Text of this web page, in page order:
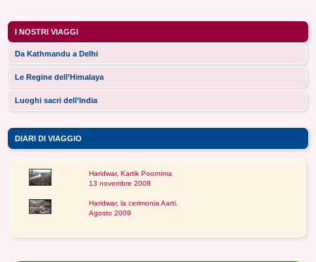
I NOSTRI VIAGGI
Da Kathmandu a Delhi
Le Regine dell’Himalaya
Luoghi sacri dell’India
DIARI DI VIAGGIO
Haridwar, Kartik Poornima
13 novembre 2008
Haridwar, la cerimonia Aarti.
Agosto 2009